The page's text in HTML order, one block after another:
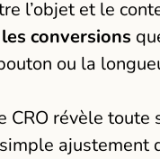
l’objet et le
conversions
ou la
CRO révèle
ajustement